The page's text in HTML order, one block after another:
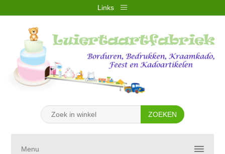
Links
REGISTREREN
WINKELWAGEN (0)
Menu